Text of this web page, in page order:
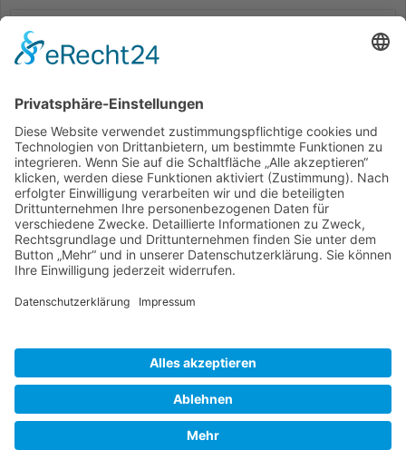
Bewertungen
Bewertungen lesen, schreiben und diskutieren...
Service Hotline
Shop Service
Informationen
* Alle Preise inkl. gesetzl. Mehrwertsteuer zzgl.Versandkostenund ggf.
Nachnahmegebühren, wenn nicht anders beschrieben
Bestellung Downloads
Widerrufsbelehrung Datenschutz
Impressum
Realisiert mit Shopware